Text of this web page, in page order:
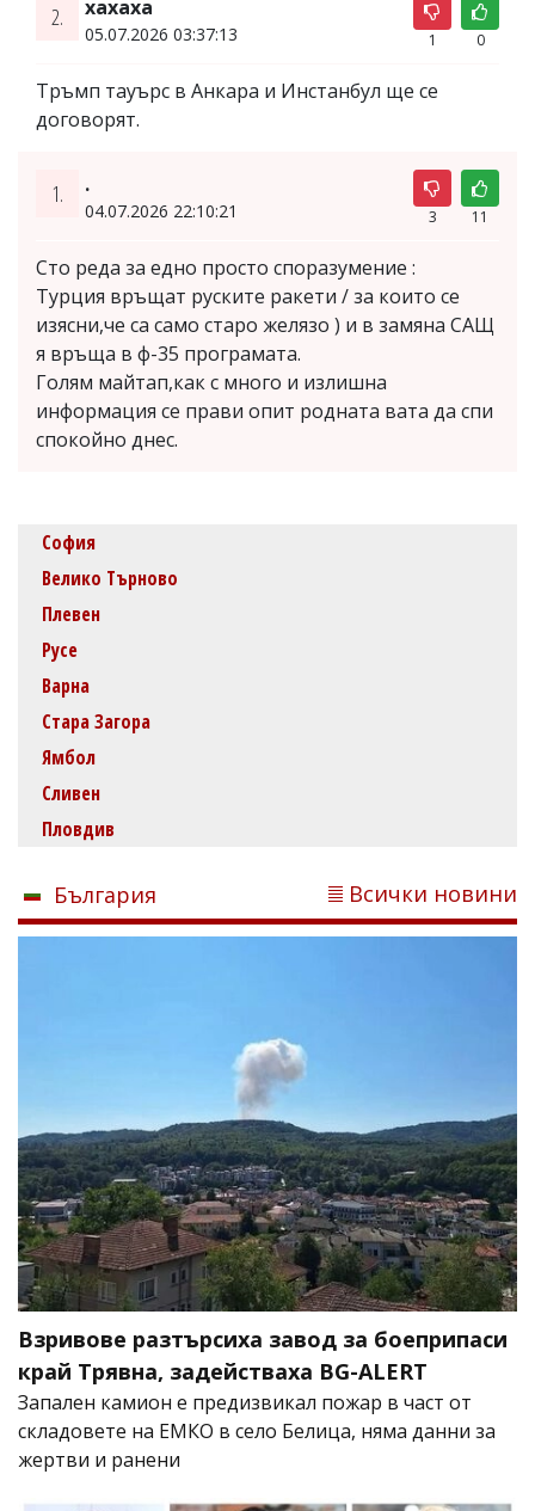
2. хахаха
05.07.2026 03:37:13 1 0
Тръмп тауърс в Анкара и Инстанбул ще се
договорят.
1. .
04.07.2026 22:10:21 3 11
Сто реда за едно просто споразумение :
Турция връщат руските ракети / за които се
изясни,че са само старо желязо ) и в замяна САЩ
я връща в ф-35 програмата.
Голям майтап,как с много и излишна
информация се прави опит родната вата да спи
спокойно днес.
София
Велико Търново
Плевен
Русе
Варна
Стара Загора
Ямбол
Сливен
Пловдив
България Всички новини
Взривове разтърсиха завод за боеприпаси
край Трявна, задействаха BG-ALERT
Запален камион е предизвикал пожар в част от
складовете на ЕМКО в село Белица, няма данни за
жертви и ранени